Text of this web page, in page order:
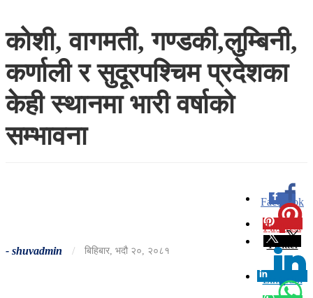
कोशी, वागमती, गण्डकी,लुम्बिनी,
कर्णाली र सुदूरपश्चिम प्रदेशका
केही स्थानमा भारी वर्षाको
सम्भावना
- shuvadmin / बिहिबार, भदौ २०, २०८१
Facebook
0
Pinterest
Twitter
Linkedin
0